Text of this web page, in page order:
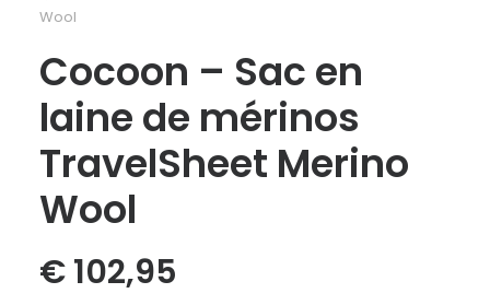
Wool
Cocoon – Sac en
laine de mérinos
TravelSheet Merino
Wool
€102,95